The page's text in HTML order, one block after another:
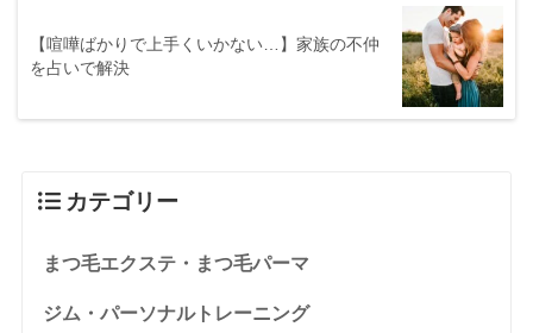
【喧嘩ばかりで上手くいかない…】家族の不仲
を占いで解決
カテゴリー
まつ毛エクステ・まつ毛パーマ
ジム・パーソナルトレーニング